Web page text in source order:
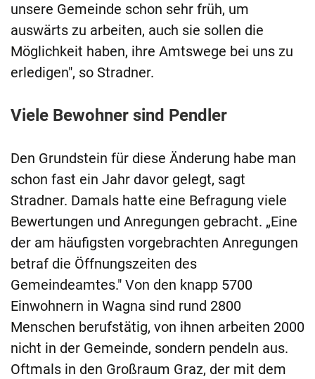
unsere Gemeinde schon sehr früh, um
auswärts zu arbeiten, auch sie sollen die
Möglichkeit haben, ihre Amtswege bei uns zu
erledigen", so Stradner.
Viele Bewohner sind Pendler
Den Grundstein für diese Änderung habe man
schon fast ein Jahr davor gelegt, sagt
Stradner. Damals hatte eine Befragung viele
Bewertungen und Anregungen gebracht. „Eine
der am häufigsten vorgebrachten Anregungen
betraf die Öffnungszeiten des
Gemeindeamtes." Von den knapp 5700
Einwohnern in Wagna sind rund 2800
Menschen berufstätig, von ihnen arbeiten 2000
nicht in der Gemeinde, sondern pendeln aus.
Oftmals in den Großraum Graz, der mit dem